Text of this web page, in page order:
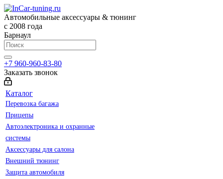
Автомобильные аксессуары & тюнинг
с 2008 года
Барнаул
+7 960-960-83-80
Заказать звонок
Каталог
Перевозка багажа
Прицепы
Автоэлектроника и охранные
системы
Аксессуары для салона
Внешний тюнинг
Защита автомобиля